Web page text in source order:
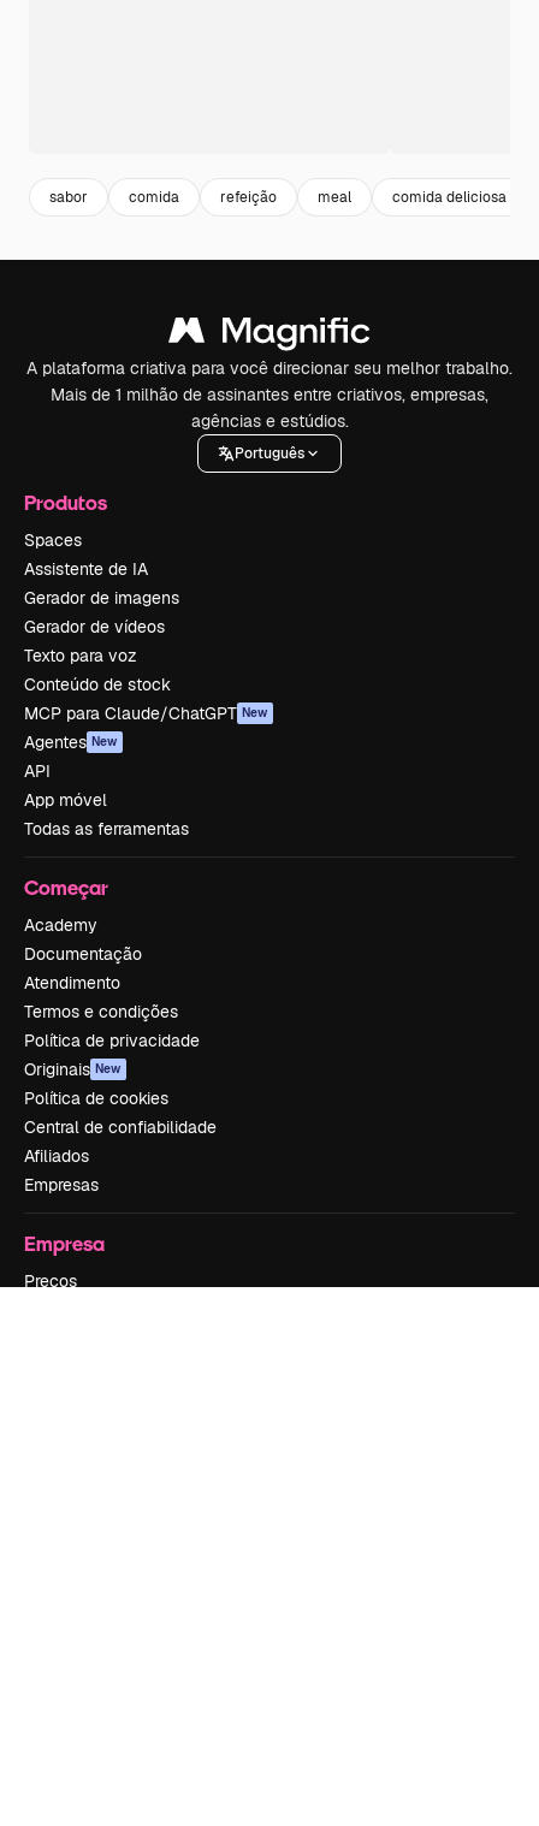
sabor comida refeição meal comida deliciosa
A plataforma criativa para você direcionar seu melhor trabalho.
Mais de 1 milhão de assinantes entre criativos, empresas,
agências e estúdios.
Português
Produtos
Spaces
Assistente de IA
Gerador de imagens
Gerador de vídeos
Texto para voz
Conteúdo de stock
MCP para Claude/ChatGPT New
Agentes New
API
App móvel
Todas as ferramentas
Começar
Academy
Documentação
Atendimento
Termos e condições
Política de privacidade
Originais New
Política de cookies
Central de confiabilidade
Afiliados
Empresas
Empresa
Preços